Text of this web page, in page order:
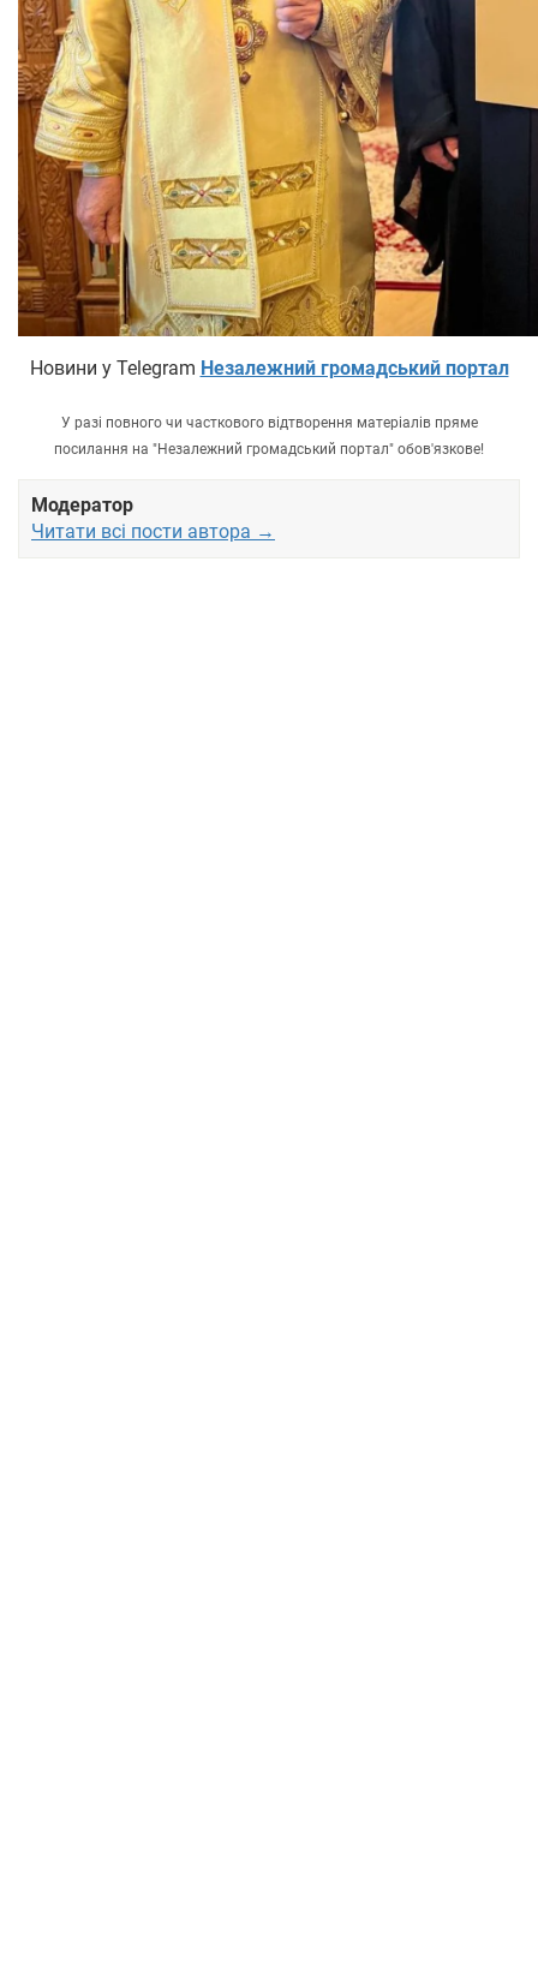
Новини у Telegram Незалежний громадський портал
У разі повного чи часткового відтворення матеріалів пряме
посилання на "Незалежний громадський портал" обов'язкове!
Модератор
Читати всі пости автора →